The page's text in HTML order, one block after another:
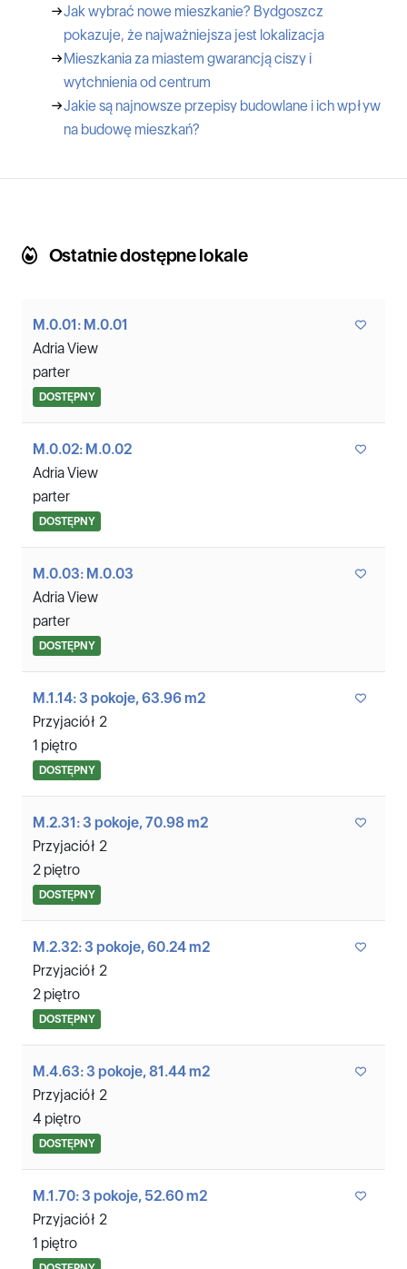
→Jak wybrać nowe mieszkanie? Bydgoszcz
pokazuje, że najważniejsza jest lokalizacja
→ Mieszkania za miastem gwarancją ciszy i
wytchnienia od centrum
→Jakie są najnowsze przepisy budowlane i ich wpływ
na budowę mieszkań?
Ostatnie dostępne lokale
M.0.01: M.0.01
Adria View
parter
DOSTĘPNY
M.0.02: M.0.02
Adria View
parter
DOSTĘPNY
M.0.03: M.0.03
Adria View
parter
DOSTĘPNY
M.1.14: 3 pokoje, 63.96 m2
Przyjaciół 2
1 piętro
DOSTĘPNY
M.2.31: 3 pokoje, 70.98 m2
Przyjaciół 2
2 piętro
DOSTĘPNY
M.2.32: 3 pokoje, 60.24 m2
Przyjaciół 2
2 piętro
DOSTĘPNY
M.4.63: 3 pokoje, 81.44 m2
Przyjaciół 2
4 piętro
DOSTĘPNY
M.1.70: 3 pokoje, 52.60 m2
Przyjaciół 2
1 piętro